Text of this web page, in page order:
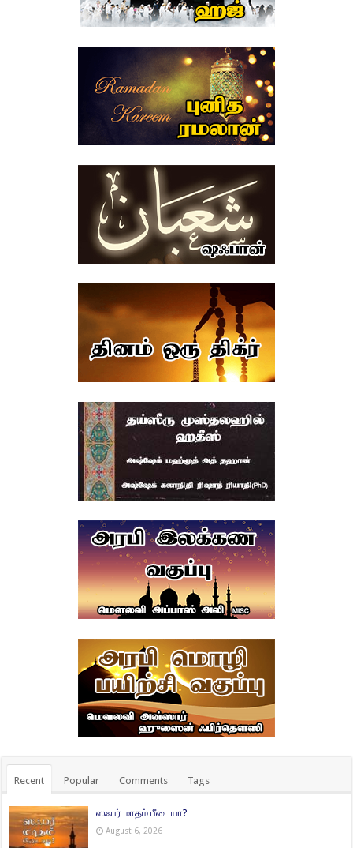
Recent Popular Comments Tags
ஸஃபர் மாதம் பீடையா?
August 6, 2026